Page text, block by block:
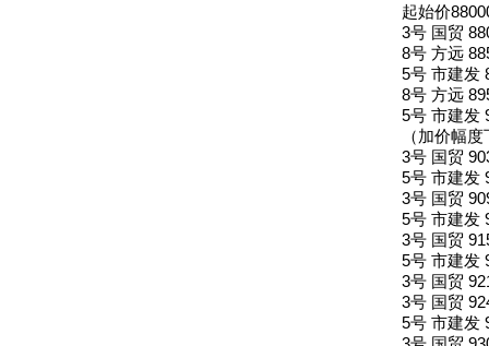
起始价
3号 国贸
8号 方远
5号 市建发
8号 方远
5号 市建发
（加价幅
3号 国贸
5号 市建发
3号 国贸
5号 市建发
3号 国贸
5号 市建发
3号 国贸
3号 国贸
5号 市建发